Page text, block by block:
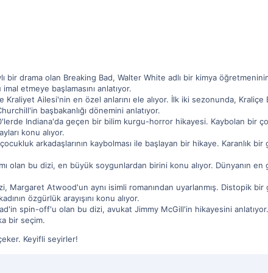
bir drama olan Breaking Bad, Walter White adlı bir kimya
etmeye başlamasını anlatıyor.
Ailesi'nin en özel anlarını ele alıyor. İlk iki sezonunda, Kraliçe
başbakanlığı dönemini anlatıyor.
Indiana'da geçen bir bilim kurgu-horror hikayesi. Kaybolan bir
konu alıyor.
arkadaşlarının kaybolması ile başlayan bir hikaye. Karanlık bir
olan bu dizi, en büyük soygunlardan birini konu alıyor. Dünyanın
Margaret Atwood'un aynı isimli romanından uyarlanmış. Distopik
özgürlük arayışını konu alıyor.
spin-off'u olan bu dizi, avukat Jimmy McGill'in hikayesini
bir seçim.
Keyifli seyirler!